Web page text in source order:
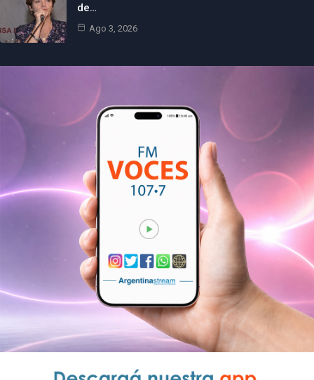
de…
Ago 3, 2026